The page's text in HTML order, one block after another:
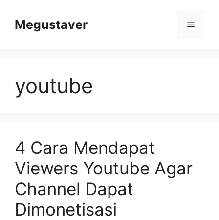
contentMegustaver Menu
youtube
4 Cara Mendapat
Viewers Youtube Agar
Channel Dapat
Dimonetisasi